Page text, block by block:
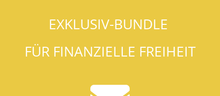
EXKLUSIV-BUNDLE
FÜR FINANZIELLE FREIHEIT